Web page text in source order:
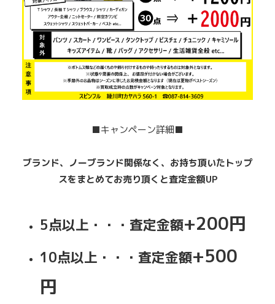
■キャンペーン詳細■
ブランド、ノーブランド関係なく、お持ち頂いたトップ
スをまとめてお売り頂くと査定金額UP
5点以上・・・査定金額+200円
10点以上・・・査定金額+500
円